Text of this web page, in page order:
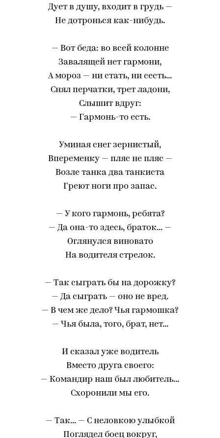
Дует в душу, входит в грудь —
Не дотронься как-нибудь.
— Вот беда: во всей колонне
Завалящей нет гармони,
А мороз — ни стать, ни сесть...
Снял перчатки, трет ладони,
Слышит вдруг:
— Гармонь-то есть.
Уминая снег зернистый,
Впеременку — пляс не пляс —
Возле танка два танкиста
Греют ноги про запас.
— У кого гармонь, ребята?
— Да она-то здесь, браток... —
Оглянулся виновато
На водителя стрелок.
— Так сыграть бы на дорожку?
— Да сыграть — оно не вред.
— В чем же дело? Чья гармошка?
— Чья была, того, брат, нет...
И сказал уже водитель
Вместо друга своего:
— Командир наш был любитель...
Схоронили мы его.
— Так... — С неловкою улыбкой
Поглядел боец вокруг,